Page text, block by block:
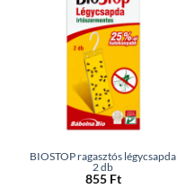
BIOSTOP ragasztós légycsapda
2 db
855 Ft